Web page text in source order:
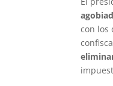
con los